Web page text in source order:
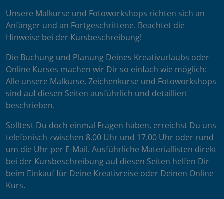
Unsere Malkurse und Fotoworkshops richten sich an
Anfänger und an Fortgeschrittene. Beachtet die
Hinweise bei der Kursbeschreibung!
Die Buchung und Planung Deines Kreativurlaubs oder
Online Kurses machen wir Dir so einfach wie möglich:
Alle unsere Malkurse, Zeichenkurse und Fotoworkshops
sind auf diesen Seiten ausführlich und detailliert
beschrieben.
Solltest Du doch einmal Fragen haben, erreichst Du uns
telefonisch zwischen 8.00 Uhr und 17.00 Uhr oder rund
um die Uhr per E-Mail. Ausführliche Materiallisten direkt
bei der Kursbeschreibung auf diesen Seiten helfen Dir
beim Einkauf für Deine Kreativreise oder Deinen Online
Kurs.